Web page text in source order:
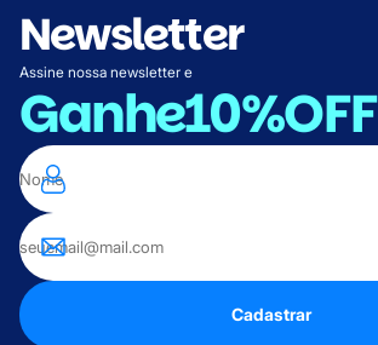
Newsletter
Assine nossa newsletter e
Ganhe10%OFF
Cadastrar